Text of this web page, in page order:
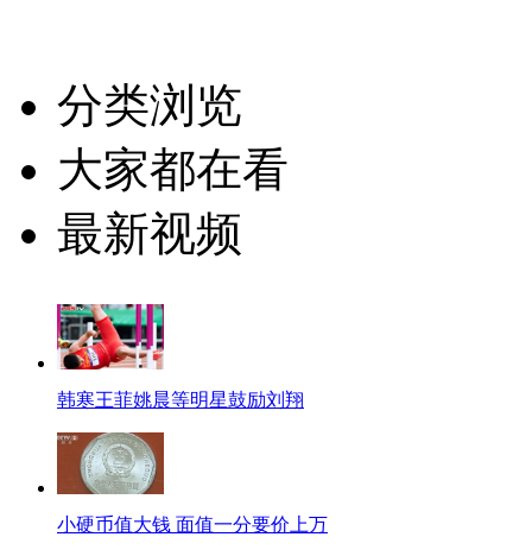
分类浏览
大家都在看
最新视频
韩寒王菲姚晨等明星鼓励刘翔
小硬币值大钱 面值一分要价上万